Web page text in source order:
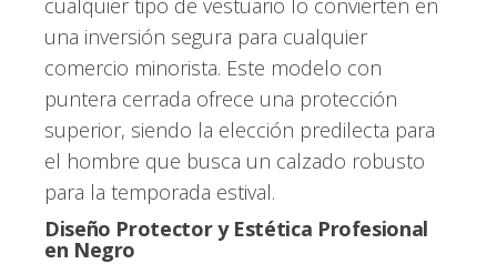
una inversión segura para cualquier
comercio minorista. Este modelo con
puntera cerrada ofrece una protección
superior, siendo la elección predilecta para
el hombre que busca un calzado robusto
para la temporada estival.
Diseño Protector y Estética Profesional
en Negro